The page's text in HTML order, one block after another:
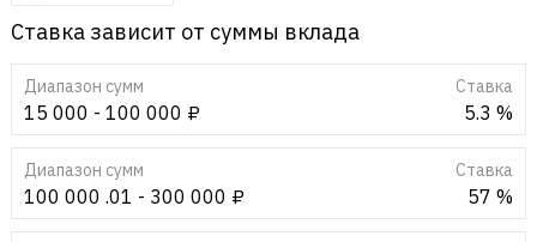
Ставка зависит от суммы вклада
Диапазон сумм
15 000 - 100 000 ₽
Cтавка
5.3 %
Диапазон сумм
100 000 .01 - 300 000 ₽
Cтавка
57 %